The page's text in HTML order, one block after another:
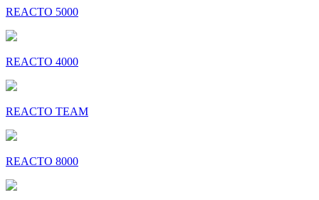
REACTO 5000
REACTO 4000
REACTO TEAM
REACTO 8000